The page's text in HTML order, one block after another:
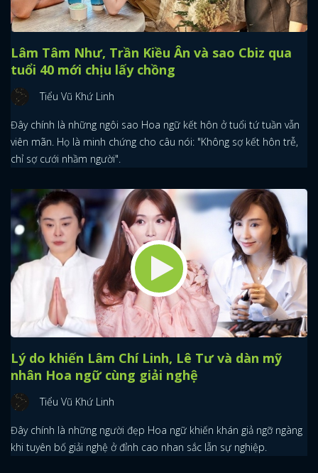
Lâm Tâm Như, Trần Kiều Ân và sao Cbiz qua
tuổi 40 mới chịu lấy chồng
Tiểu Vũ Khứ Linh
Đây chính là những ngôi sao Hoa ngữ kết hôn ở tuổi tứ tuần vẫn
viên mãn. Họ là minh chứng cho câu nói: "Không sợ kết hôn trễ,
chỉ sợ cưới nhầm người".
Lý do khiến Lâm Chí Linh, Lê Tư và dàn mỹ
nhân Hoa ngữ cùng giải nghệ
Tiểu Vũ Khứ Linh
Đây chính là những người đẹp Hoa ngữ khiến khán giả ngỡ ngàng
khi tuyên bố giải nghệ ở đỉnh cao nhan sắc lẫn sự nghiệp.